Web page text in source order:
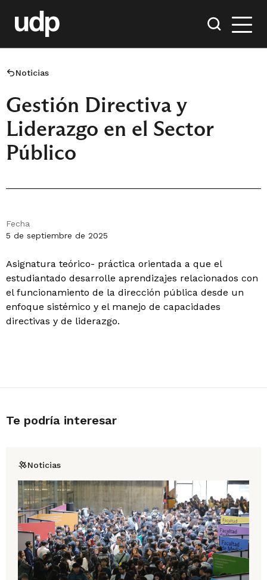
Noticias
Gestión Directiva y
Liderazgo en el Sector
Público
Fecha
5 de septiembre de 2025
Asignatura teórico- práctica orientada a que el
estudiantado desarrolle aprendizajes relacionados con
el funcionamiento de la dirección pública desde un
enfoque sistémico y el manejo de capacidades
directivas y de liderazgo.
Te podría interesar
Noticias